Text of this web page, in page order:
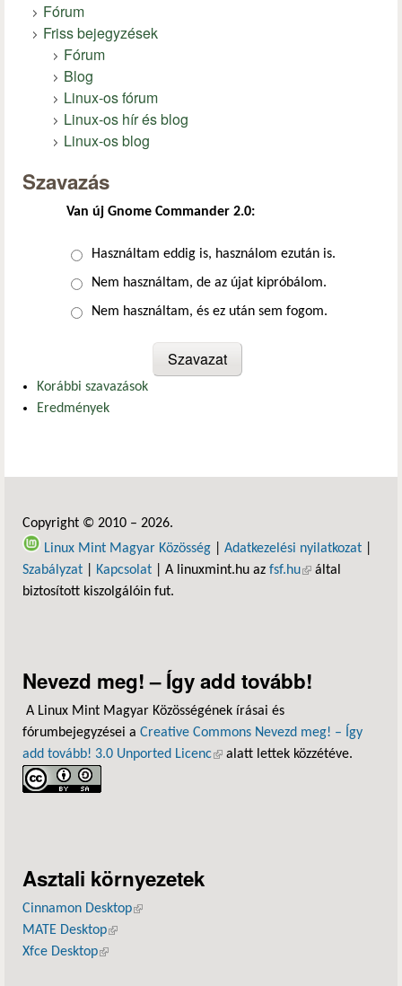
Fórum
Friss bejegyzések
Fórum
Blog
Linux-os fórum
Linux-os hír és blog
Linux-os blog
Szavazás
Van új Gnome Commander 2.0:
Választások
Használtam eddig is, használom ezután is.
Nem használtam, de az újat kipróbálom.
Nem használtam, és ez után sem fogom.
Korábbi szavazások
Eredmények
Copyright © 2010 – 2026.
Linux Mint Magyar Közösség
Adatkezelési nyilatkozat
Szabályzat
Kapcsolat | A linuxmint.hu az fsf.hu(külső hivatkozás)
által
biztosított kiszolgálóin fut.
Nevezd meg! – Így add tovább!
A Linux Mint Magyar Közösségének írásai és
fórumbejegyzései a Creative Commons Nevezd meg! – Így
add tovább! 3.0 Unported Licenc(külső hivatkozás)
alatt lettek közzétéve.
Asztali környezetek
Cinnamon Desktop(külső hivatkozás)
MATE Desktop(külső hivatkozás)
Xfce Desktop(külső hivatkozás)